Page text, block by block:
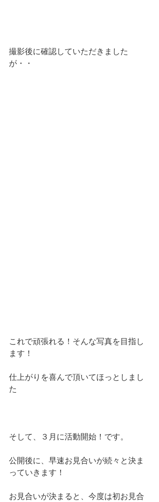
撮影後に確認していただきました
が・・
これで頑張れる！そんな写真を目指し
ます！
仕上がりを喜んで頂いてほっとしまし
た
そして、３月に活動開始！です。
公開後に、早速お見合いが続々と決ま
っていきます！
お見合いが決まると、今度は初お見合